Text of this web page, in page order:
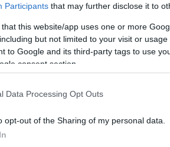
Participants that may further disclose it to
that this website/app uses one or more
but not limited to your visit or
to Google and its third-party tags to use
consent section.
Data Processing Opt Outs
opt-out of the Sharing of my personal data.